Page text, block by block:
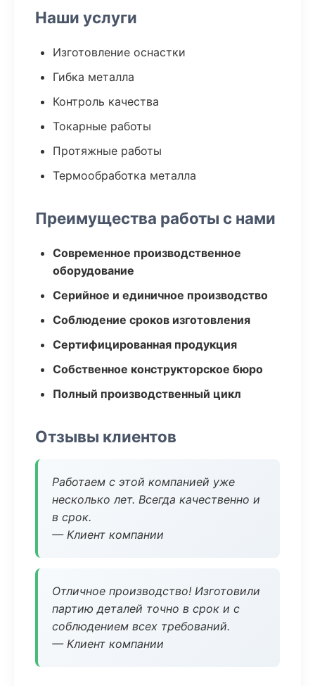
Наши услуги
Изготовление оснастки
Гибка металла
Контроль качества
Токарные работы
Протяжные работы
Термообработка металла
Преимущества работы с нами
Современное производственное
оборудование
Серийное и единичное производство
Соблюдение сроков изготовления
Сертифицированная продукция
Собственное конструкторское бюро
Полный производственный цикл
Отзывы клиентов
Работаем с этой компанией уже
несколько лет. Всегда качественно и
в срок.
— Клиент компании
Отличное производство! Изготовили
партию деталей точно в срок и с
соблюдением всех требований.
— Клиент компании